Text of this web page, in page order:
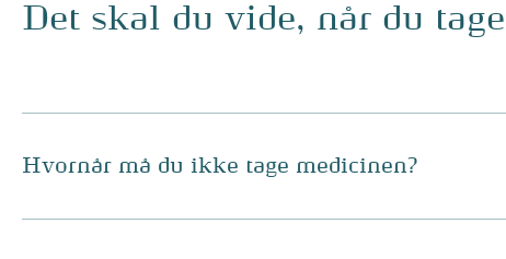
Det skal du vide, når du
Hvornår må du ikke tage medicinen?